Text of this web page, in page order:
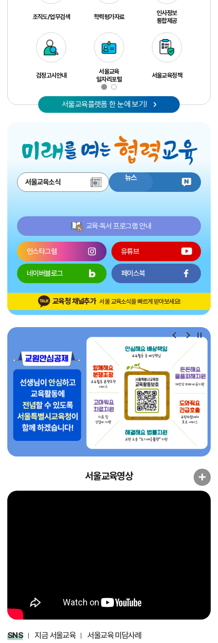
서울교육소식 뉴스
교육·독서 프로그램 안내
인스타그램 유튜브
네이버블로그 페이스북
교육청 채널추가 서울 교육소식을 빠르게 받아보세요!
조직도/업무검색
검정고시안내
학력평가자료
서울교육
일자리포털
인사정보
통합제공
서울교육정책
서울교육플랫폼 한 눈에 보기!
서울교육영상
SNS 지금 서울교육 서울교육 미담사례